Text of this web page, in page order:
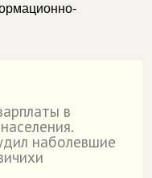
в
наболевшие